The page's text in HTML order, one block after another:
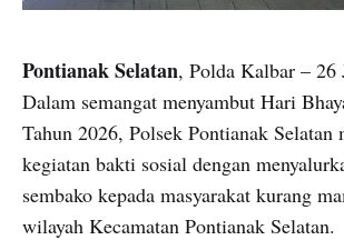
Pontianak Selatan, Polda Kalbar – 26
Dalam semangat menyambut Hari
Tahun 2026, Polsek Pontianak Selatan
kegiatan bakti sosial dengan
sembako kepada masyarakat kurang
wilayah Kecamatan Pontianak Selatan.